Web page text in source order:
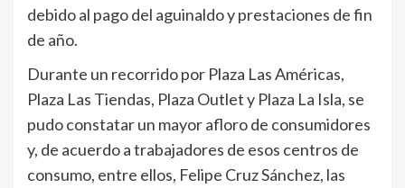
debido al pago del aguinaldo y prestaciones de fin
de año.
Durante un recorrido por Plaza Las Américas,
Plaza Las Tiendas, Plaza Outlet y Plaza La Isla, se
pudo constatar un mayor afloro de consumidores
y, de acuerdo a trabajadores de esos centros de
consumo, entre ellos, Felipe Cruz Sánchez, las